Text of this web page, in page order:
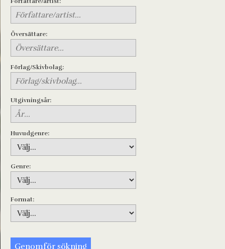
Översättare:
Förlag/Skivbolag:
Utgivningsår:
Huvudgenre:
Genre:
Format: